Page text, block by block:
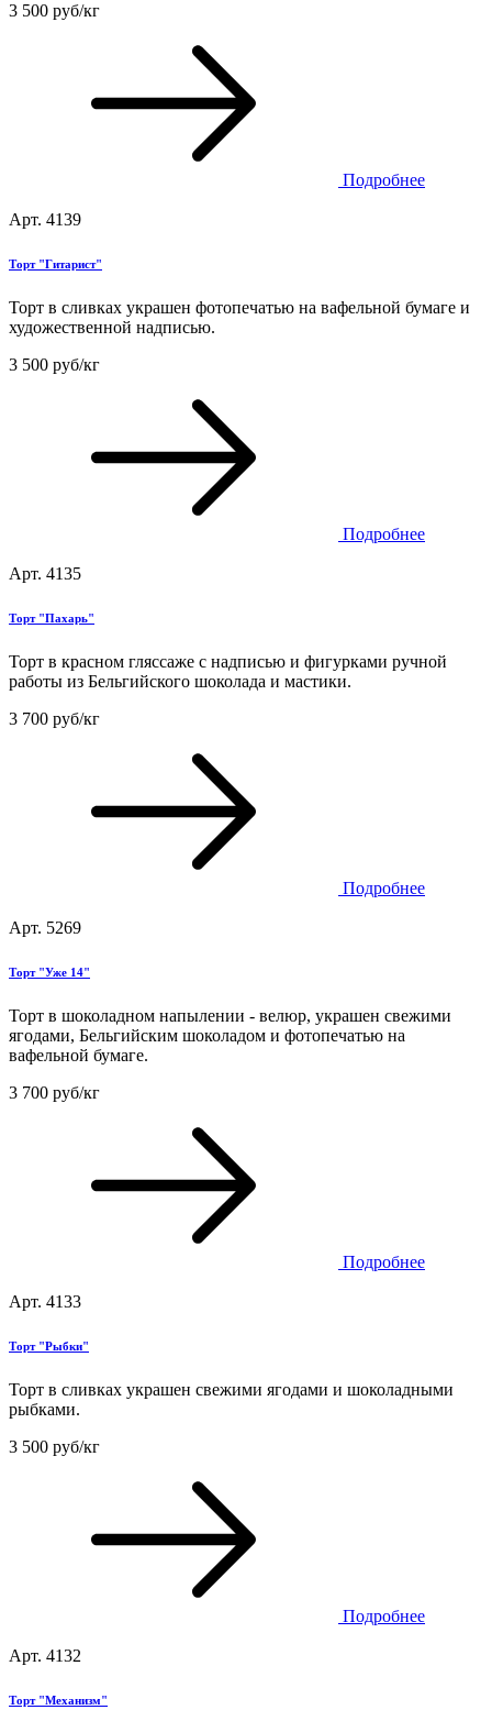
3 500 руб/кг
Подробнее
Арт. 4139
Торт "Гитарист"
Торт в сливках украшен фотопечатью на вафельной бумаге и
художественной надписью.
3 500 руб/кг
Подробнее
Арт. 4135
Торт "Пахарь"
Торт в красном гляссаже с надписью и фигурками ручной
работы из Бельгийского шоколада и мастики.
3 700 руб/кг
Подробнее
Арт. 5269
Торт "Уже 14"
Торт в шоколадном напылении - велюр, украшен свежими
ягодами, Бельгийским шоколадом и фотопечатью на
вафельной бумаге.
3 700 руб/кг
Подробнее
Арт. 4133
Торт "Рыбки"
Торт в сливках украшен свежими ягодами и шоколадными
рыбками.
3 500 руб/кг
Подробнее
Арт. 4132
Торт "Механизм"